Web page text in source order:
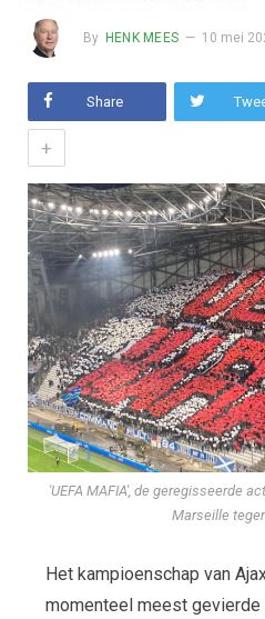
By HENK MEES 10 mei
Share
+
'UEFA MAFIA', de geregisseerde
Marseille
Het kampioenschap van
momenteel meest gevierde